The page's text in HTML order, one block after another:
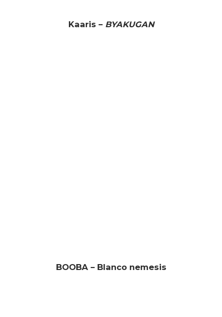
Kaaris – BYAKUGAN
BOOBA – Blanco nemesis